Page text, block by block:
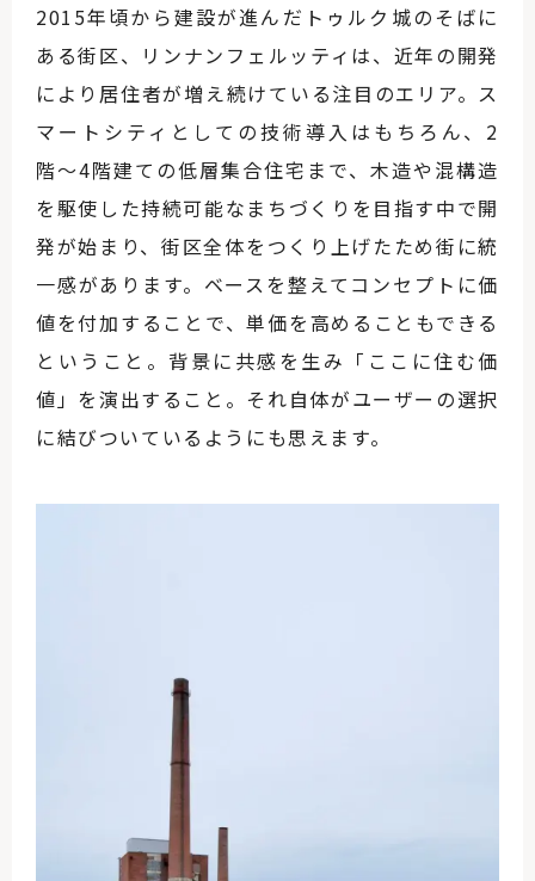
2015年頃から建設が進んだトゥルク城のそばに
ある街区、リンナンフェルッティは、近年の開発
により居住者が増え続けている注目のエリア。ス
マートシティとしての技術導入はもちろん、2
階〜4階建ての低層集合住宅まで、木造や混構造
を駆使した持続可能なまちづくりを目指す中で開
発が始まり、街区全体をつくり上げたため街に統
一感があります。ベースを整えてコンセプトに価
値を付加することで、単価を高めることもできる
ということ。背景に共感を生み「ここに住む価
値」を演出すること。それ自体がユーザーの選択
に結びついているようにも思えます。